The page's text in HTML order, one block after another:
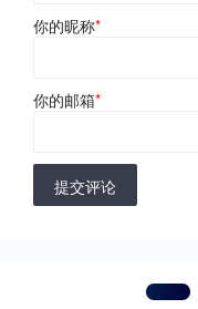
你的昵称*
你的邮箱*
提交评论